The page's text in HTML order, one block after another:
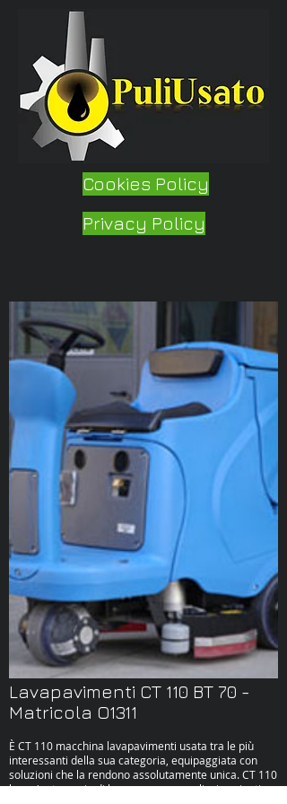
Cookies Policy
Privacy Policy
Lavapavimenti CT 110 BT 70 -
Matricola O1311
È CT 110 macchina lavapavimenti usata tra le più
interessanti della sua categoria, equipaggiata con
soluzioni che la rendono assolutamente unica. CT 110
ha un'autonomia di lavoro senza uguali, ai capienti